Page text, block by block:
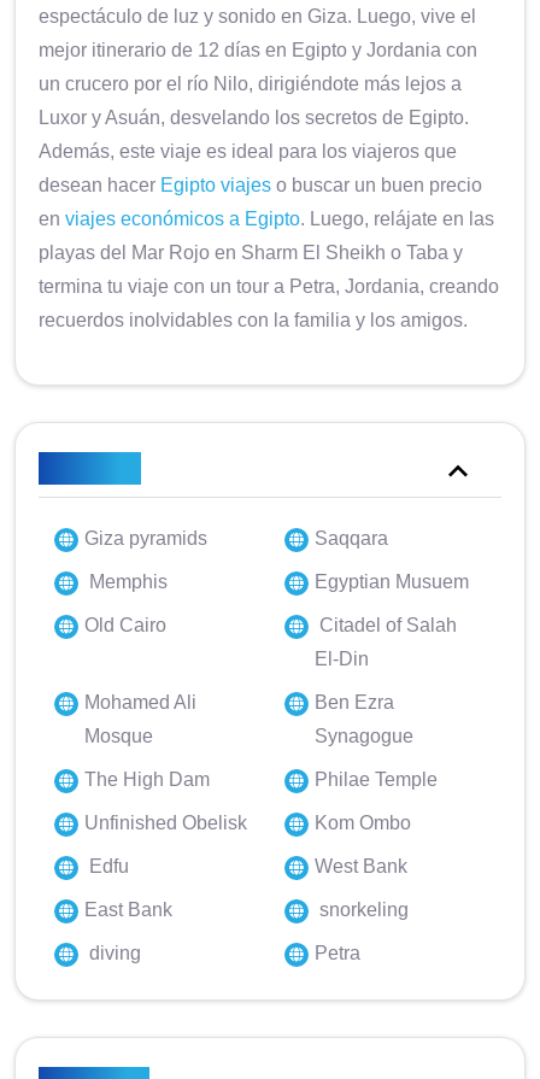
espectáculo de luz y sonido en Giza. Luego, vive el
mejor itinerario de 12 días en Egipto y Jordania con
un crucero por el río Nilo, dirigiéndote más lejos a
Luxor y Asuán, desvelando los secretos de Egipto.
Además, este viaje es ideal para los viajeros que
desean hacer Egipto viajes o buscar un buen precio
enviajes económicos a Egipto. Luego, relájate en las
playas del Mar Rojo en Sharm El Sheikh o Taba y
termina tu viaje con un tour a Petra, Jordania, creando
recuerdos inolvidables con la familia y los amigos.
Giza pyramids Saqqara
Memphis Egyptian Musuem
Old Cairo
Citadel of Salah
El-Din
Mohamed Ali
Mosque
Ben Ezra
Synagogue
The High Dam Philae Temple
Unfinished Obelisk Kom Ombo
Edfu West Bank
East Bank snorkeling
diving Petra